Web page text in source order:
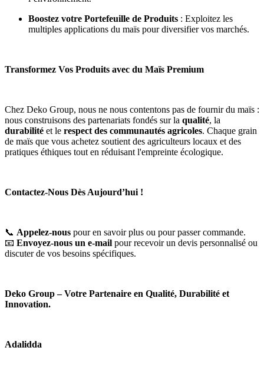
Boostez votre Portefeuille de Produits : Exploitez les
multiples applications du maïs pour diversifier vos marchés.
Transformez Vos Produits avec du Maïs Premium
Chez Deko Group, nous ne nous contentons pas de fournir du maïs :
nous construisons des partenariats fondés sur la qualité, la
durabilité et le respect des communautés agricoles. Chaque grain
de maïs que vous achetez soutient des agriculteurs locaux et des
pratiques éthiques tout en réduisant l'empreinte écologique.
Contactez-Nous Dès Aujourd’hui !
📞 Appelez-nous pour en savoir plus ou pour passer commande.
📧 Envoyez-nous un e-mail pour recevoir un devis personnalisé ou
discuter de vos besoins spécifiques.
Deko Group – Votre Partenaire en Qualité, Durabilité et
Innovation.
Adalidda